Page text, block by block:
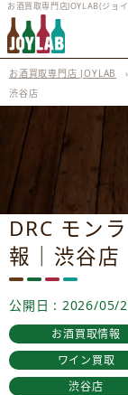
お酒買取専門店JOYLAB(ジョ
お酒買取専門店 JOYLAB ›
渋谷店
DRC モン
報｜渋谷店
公開日 : 2026/05/
お酒買取情報
ワイン買取
渋谷店